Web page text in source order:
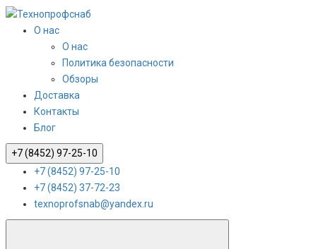
О нас
О нас
Политика безопасности
Обзоры
Доставка
Контакты
Блог
+7 (8452) 97-25-10
+7 (8452) 97-25-10
+7 (8452) 37-72-23
texnoprofsnab@yandex.ru